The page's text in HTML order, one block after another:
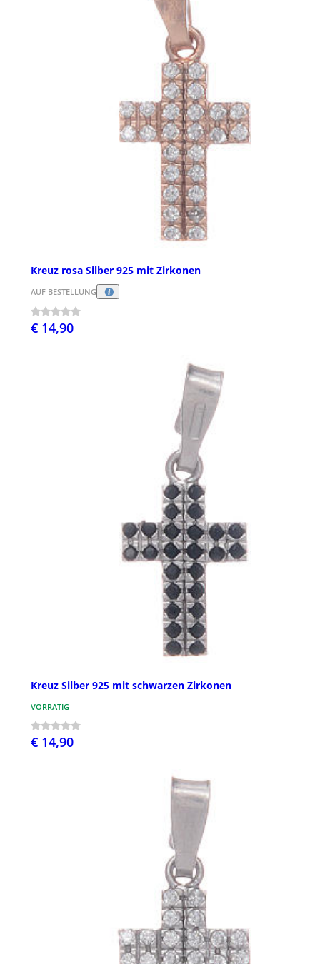
Kreuz rosa Silber 925 mit Zirkonen
AUF BESTELLUNG
€ 14,90
Kreuz Silber 925 mit schwarzen Zirkonen
VORRÄTIG
€ 14,90